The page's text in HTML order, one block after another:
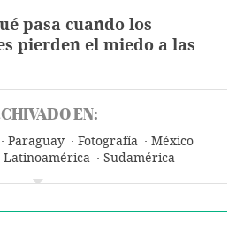
pasa cuando los
pierden el miedo a las
EN:
Paraguay Fotografía
México
Latinoamérica
Sudamérica